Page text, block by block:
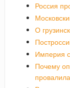
Россия
О
Империя
Почему